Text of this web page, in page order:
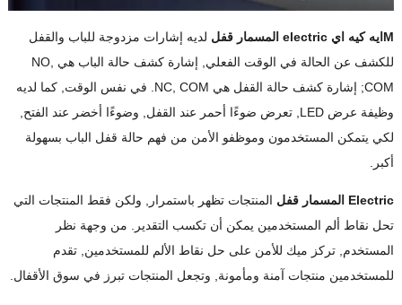
M ايه كيه اي electric المسمار قفل لديه إشارات مزدوجة للباب والقفل
للكشف عن الحالة في الوقت الفعلي, إشارة كشف حالة الباب هي NO,
COM; إشارة كشف حالة القفل هي NC, COM. في نفس الوقت, كما لديه
وظيفة عرض LED, تعرض ضوءًا أحمر عند القفل, وضوءًا أخضر عند الفتح,
لكي يتمكن المستخدمون وموظفو الأمن من فهم حالة قفل الباب بسهولة
أكبر.
Electric المسمار قفل المنتجات تظهر باستمرار, ولكن فقط المنتجات التي
تحل نقاط ألم المستخدمين يمكن أن تكسب التقدير. من وجهة نظر
المستخدم, تركز ميك للأمن على حل نقاط الألم للمستخدمين, تقدم
للمستخدمين منتجات آمنة ومأمونة, وتجعل المنتجات تبرز في سوق الأقفال.